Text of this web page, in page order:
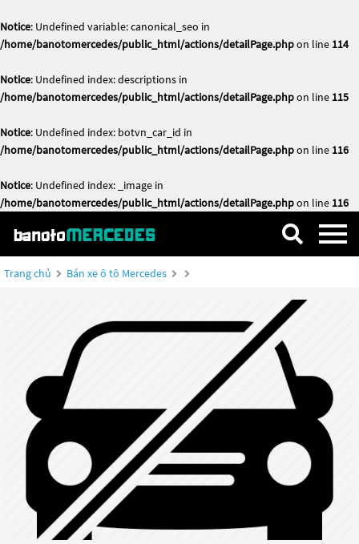
Notice: Undefined variable: canonical_seo in
/home/banotomercedes/public_html/actions/detailPage.phpon line 114
Notice: Undefined index: descriptions in
/home/banotomercedes/public_html/actions/detailPage.phpon line 115
Notice: Undefined index: botvn_car_id in
/home/banotomercedes/public_html/actions/detailPage.phpon line 116
Notice: Undefined index: _image in
/home/banotomercedes/public_html/actions/detailPage.phpon line 116
Trang chủ Bán xe ô tô Mercedes